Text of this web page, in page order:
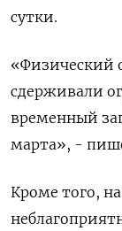
сутки.
«Физический
сдерживали
временный
марта», -
Кроме того,